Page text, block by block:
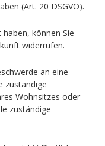
(Art. 20 DSGVO).
können Sie
widerrufen.
an eine
zuständige
Wohnsitzes oder
zuständige